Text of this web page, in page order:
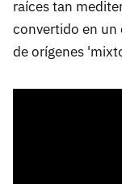
raíces tan
convertido en un
de orígenes